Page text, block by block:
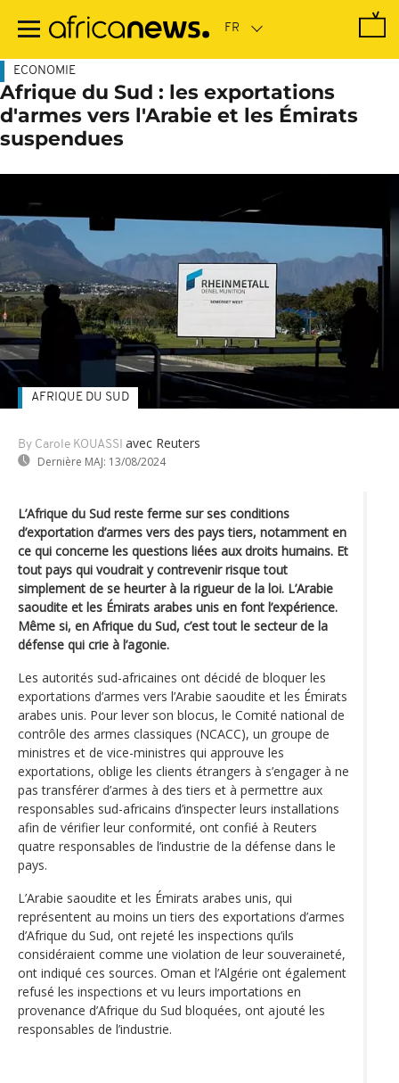
contenu
ECONOMIE
Afrique du Sud : les exportations
d'armes vers l'Arabie et les Émirats
suspendues
By Carole KOUASSI avec Reuters
Dernière MAJ: 13/08/2024
AFRIQUE DU SUD
L’Afrique du Sud reste ferme sur ses conditions
d’exportation d’armes vers des pays tiers, notamment en
ce qui concerne les questions liées aux droits humains. Et
tout pays qui voudrait y contrevenir risque tout
simplement de se heurter à la rigueur de la loi. L’Arabie
saoudite et les Émirats arabes unis en font l’expérience.
Même si, en Afrique du Sud, c’est tout le secteur de la
défense qui crie à l’agonie.
Les autorités sud-africaines ont décidé de bloquer les
exportations d’armes vers l’Arabie saoudite et les Émirats
arabes unis. Pour lever son blocus, le Comité national de
contrôle des armes classiques (NCACC), un groupe de
ministres et de vice-ministres qui approuve les
exportations, oblige les clients étrangers à s’engager à ne
pas transférer d’armes à des tiers et à permettre aux
responsables sud-africains d’inspecter leurs installations
afin de vérifier leur conformité, ont confié à Reuters
quatre responsables de l’industrie de la défense dans le
pays.
L’Arabie saoudite et les Émirats arabes unis, qui
représentent au moins un tiers des exportations d’armes
d’Afrique du Sud, ont rejeté les inspections qu’ils
considéraient comme une violation de leur souveraineté,
ont indiqué ces sources. Oman et l’Algérie ont également
refusé les inspections et vu leurs importations en
provenance d’Afrique du Sud bloquées, ont ajouté les
responsables de l’industrie.